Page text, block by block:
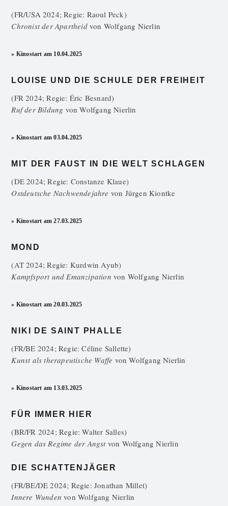
(FR/USA 2024; Regie: Raoul Peck)
Chronist der Apartheidvon Wolfgang Nierlin
» Kinostart am 10.04.2025
LOUISE UND DIE SCHULE DER FREIHEIT
(FR 2024; Regie: Éric Besnard)
Ruf der Bildung vonWolfgang Nierlin
» Kinostart am 03.04.2025
MIT DER FAUST IN DIE WELT SCHLAGEN
(DE 2024; Regie: Constanze Klaue)
Ostdeutsche Nachwendejahre von Jürgen Kiontke
» Kinostart am 27.03.2025
MOND
(AT 2024; Regie: Kurdwin Ayub)
Kampfsport und Emanzipation von Wolfgang Nierlin
» Kinostart am 20.03.2025
NIKI DE SAINT PHALLE
(FR/BE 2024; Regie: Céline Sallette)
Kunst als therapeutische Waffe vonWolfgang Nierlin
» Kinostart am 13.03.2025
FÜR IMMER HIER
(BR/FR 2024; Regie: Walter Salles)
Gegen das Regime der Angstvon Wolfgang Nierlin
DIE SCHATTENJÄGER
(FR/BE/DE 2024; Regie: Jonathan Millet)
Innere Wunden vonWolfgang Nierlin